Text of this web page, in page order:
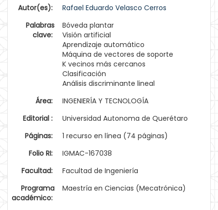
Autor(es):
Rafael Eduardo Velasco Cerros
Palabras
clave:
Bóveda plantar
Visión artificial
Aprendizaje automático
Máquina de vectores de soporte
K vecinos más cercanos
Clasificación
Análisis discriminante lineal
Área:
INGENIERÍA Y TECNOLOGÍA
Editorial :
Universidad Autonoma de Querétaro
Páginas:
1 recurso en línea (74 páginas)
Folio RI:
IGMAC-167038
Facultad:
Facultad de Ingeniería
Programa
académico:
Maestría en Ciencias (Mecatrónica)